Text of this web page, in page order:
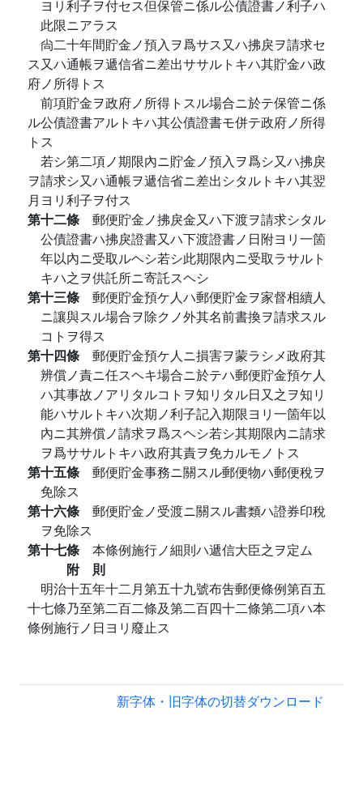
ヨリ利子ヲ付セス但保管ニ係ル公債證書ノ利子ハ
此限ニアラス
尙二十年間貯金ノ預入ヲ爲サス又ハ拂戾ヲ請求セ
ス又ハ通帳ヲ遞信省ニ差出ササルトキハ其貯金ハ政
府ノ所得トス
前項貯金ヲ政府ノ所得トスル場合ニ於テ保管ニ係
ル公債證書アルトキハ其公債證書モ併テ政府ノ所得
トス
若シ第二項ノ期限內ニ貯金ノ預入ヲ爲シ又ハ拂戾
ヲ請求シ又ハ通帳ヲ遞信省ニ差出シタルトキハ其翌
月ヨリ利子ヲ付ス
第十二條 郵便貯金ノ拂戾金又ハ下渡ヲ請求シタル
公債證書ハ拂戾證書又ハ下渡證書ノ日附ヨリ一箇
年以內ニ受取ルヘシ若シ此期限內ニ受取ラサルト
キハ之ヲ供託所ニ寄託スヘシ
第十三條 郵便貯金預ケ人ハ郵便貯金ヲ家督相續人
ニ讓與スル場合ヲ除クノ外其名前書換ヲ請求スル
コトヲ得ス
第十四條 郵便貯金預ケ人ニ損害ヲ蒙ラシメ政府其
辨償ノ責ニ任スヘキ場合ニ於テハ郵便貯金預ケ人
ハ其事故ノアリタルコトヲ知リタル日又之ヲ知リ
能ハサルトキハ次期ノ利子記入期限ヨリ一箇年以
內ニ其辨償ノ請求ヲ爲スヘシ若シ其期限內ニ請求
ヲ爲ササルトキハ政府其責ヲ免カルモノトス
第十五條 郵便貯金事務ニ關スル郵便物ハ郵便稅ヲ
免除ス
第十六條 郵便貯金ノ受渡ニ關スル書類ハ證券印稅
ヲ免除ス
第十七條 本條例施行ノ細則ハ遞信大臣之ヲ定ム
附 則
明治十五年十二月第五十九號布吿郵便條例第百五
十七條乃至第二百二條及第二百四十二條第二項ハ本
條例施行ノ日ヨリ廢止ス
新字体・旧字体の切替ダウンロード